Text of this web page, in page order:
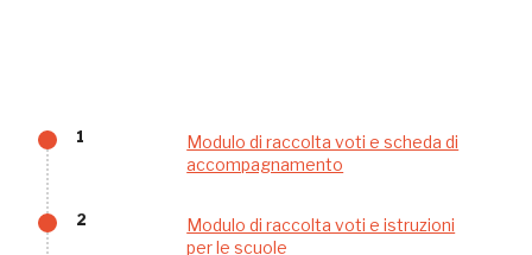
1
Modulo di raccolta voti e scheda di
accompagnamento
2
Modulo di raccolta voti e istruzioni
per le scuole
FAI - FONDO PER L'AMBIENTE ITALIANO ETS - Via Carlo Foldi, 2 - 20135